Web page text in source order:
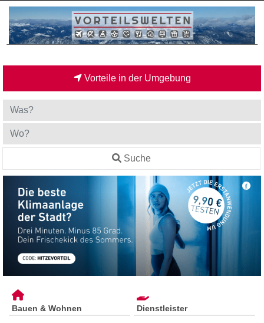
Vorteile in der Umgebung
Suche
Bauen & Wohnen Dienstleister